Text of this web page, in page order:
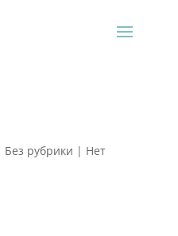
Без рубрики | Нет